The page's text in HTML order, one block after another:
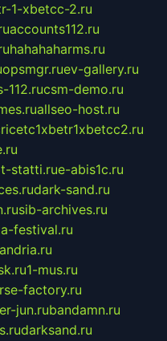
1-xbetcc-2.ru
accounts112.ru
hahahaharms.ru
opsmgr.ruev-gallery.ru
112.rucsm-demo.ru
allseo-host.ru
statti.rue-abis1c.ru
dark-sand.ru
sib-archives.ru
festival.ru
1-mus.ru
factory.ru
jun.rubandamn.ru
darksand.ru